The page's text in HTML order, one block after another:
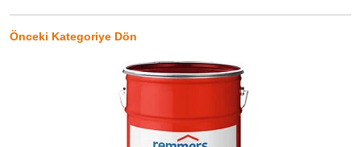
Önceki Kategoriye Dön